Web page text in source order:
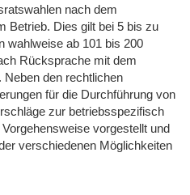
nach dem
Betrieb. Dies gilt bei 5 bis zu
wahlweise ab 101 bis 200
Rücksprache mit dem
Neben den rechtlichen
für die Durchführung von
zur betriebsspezifisch
vorgestellt und
verschiedenen Möglichkeiten